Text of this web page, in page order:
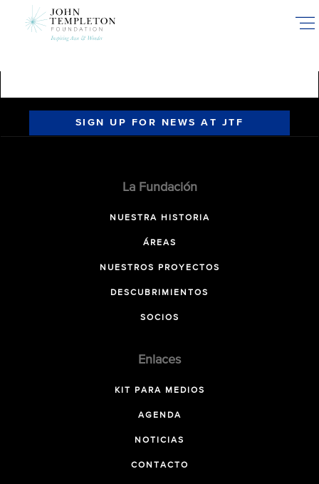
SIGN UP FOR NEWS AT JTF
La Fundación
NUESTRA HISTORIA
ÁREAS
NUESTROS PROYECTOS
DESCUBRIMIENTOS
SOCIOS
Enlaces
KIT PARA MEDIOS
AGENDA
NOTICIAS
CONTACTO